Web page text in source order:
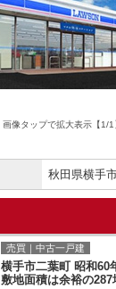
画像タップで拡大表示【1/1
秋田県横手
売買｜中古一戸建
横手市二葉町 昭和60
敷地面積は余裕の287